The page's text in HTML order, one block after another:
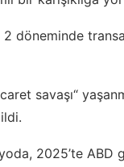
2 döneminde
savaşı“
2025’te ABD